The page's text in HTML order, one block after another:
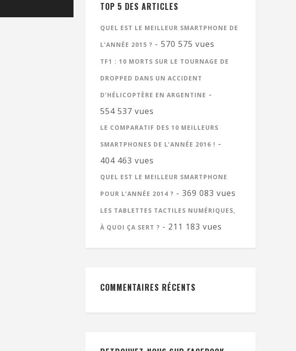
TOP 5 DES ARTICLES
QUEL EST LE MEILLEUR SMARTPHONE DE
L’ANNÉE 2015 ? - 570 575 vues
TF1 : 10 MORTS SUR LE TOURNAGE DE
DROPPED DANS UN ACCIDENT
D’HÉLICOPTÈRE EN ARGENTINE -
554 537 vues
LE COMPARATIF DES 10 MEILLEURS
SMARTPHONES DE L’ANNÉE 2016 ! -
404 463 vues
QUEL EST LE MEILLEUR SMARTPHONE
POUR L’ANNÉE 2014 ? - 369 083 vues
LES TABLETTES TACTILES NUMÉRIQUES,
À QUOI ÇA SERT ? - 211 183 vues
COMMENTAIRES RÉCENTS